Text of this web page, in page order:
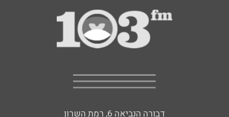
דבורה הנביאה 6, רמת השרון